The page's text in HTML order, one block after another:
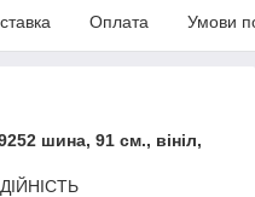
Оплата Умови
шина, 91 см., вініл,